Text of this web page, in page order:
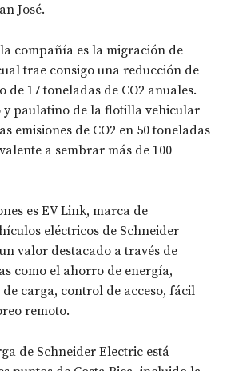
José.
compañía es la migración de
trae consigo una reducción de
17 toneladas de CO2 anuales.
y paulatino de la flotilla vehicular
emisiones de CO2 en 50 toneladas
a sembrar más de 100
es EV Link, marca de
eléctricos de Schneider
valor destacado a través de
como el ahorro de energía,
carga, control de acceso, fácil
remoto.
de Schneider Electric está